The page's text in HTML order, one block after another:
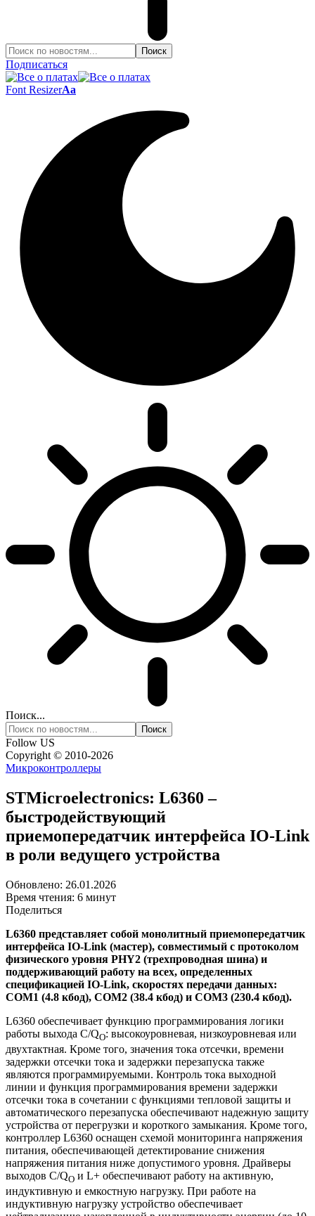
Подписаться
Font ResizerAa
Поиск...
Follow US
Copyright © 2010-2026
Микроконтроллеры
STMicroelectronics: L6360 –
быстродействующий
приемопередатчик интерфейса IO-Link
в роли ведущего устройства
Обновлено: 26.01.2026
Время чтения: 6 минут
Поделиться
L6360 представляет собой монолитный приемопередатчик
интерфейса IO-Link (мастер), совместимый с протоколом
физического уровня PHY2 (трехпроводная шина) и
поддерживающий работу на всех, определенных
спецификацией IO-Link, скоростях передачи данных:
COM1 (4.8 кбод), COM2 (38.4 кбод) и COM3 (230.4 кбод).
L6360 обеспечивает функцию программирования логики
работы выхода C/QO: высокоуровневая, низкоуровневая или
двухтактная. Кроме того, значения тока отсечки, времени
задержки отсечки тока и задержки перезапуска также
являются программируемыми. Контроль тока выходной
линии и функция программирования времени задержки
отсечки тока в сочетании с функциями тепловой защиты и
автоматического перезапуска обеспечивают надежную защиту
устройства от перегрузки и короткого замыкания. Кроме того,
контроллер L6360 оснащен схемой мониторинга напряжения
питания, обеспечивающей детектирование снижения
напряжения питания ниже допустимого уровня. Драйверы
выходов C/QO и L+ обеспечивают работу на активную,
индуктивную и емкостную нагрузку. При работе на
индуктивную нагрузку устройство обеспечивает